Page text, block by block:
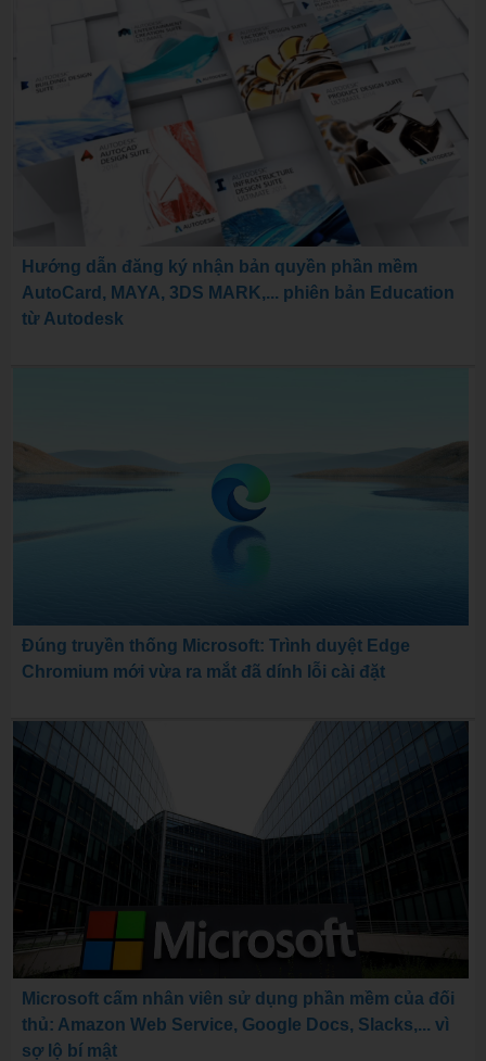
Hướng dẫn đăng ký nhận bản quyền phần mềm
AutoCard, MAYA, 3DS MARK,... phiên bản Education
từ Autodesk
Đúng truyền thống Microsoft: Trình duyệt Edge
Chromium mới vừa ra mắt đã dính lỗi cài đặt
Microsoft cấm nhân viên sử dụng phần mềm của đối
thủ: Amazon Web Service, Google Docs, Slacks,... vì
sợ lộ bí mật